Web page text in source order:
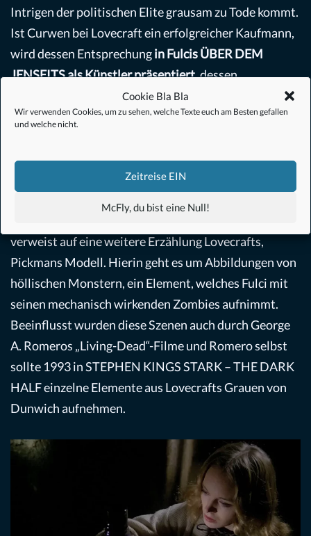
Cookie Bla Bla
Wir verwenden Cookies, um zu sehen, welche Texte euch am Besten gefallen
und welche nicht.
Zeitreise EIN
McFly, du bist eine Null!
Intrigen der politischen Elite grausam zu Tode kommt.
Ist Curwen bei Lovecraft ein erfolgreicher Kaufmann,
wird dessen Entsprechungin Fulcis ÜBER DEM
JENSEITS als Künstler präsentiert, dessen
schreckliches Ende wie ein Kunstwerk zelebriert wird:
„an die Wand geschlagen“ wird er wie Hans Schifferle
Vorlage, die Curwen als verleumdeten und verfolgten
Außenseiter darstellt und dadurch als nicht
verweist auf eine weitere Erzählung Lovecrafts,
Pickmans Modell. Hierin geht es um Abbildungen von
höllischen Monstern, ein Element, welches Fulci mit
seinen mechanisch wirkenden Zombies aufnimmt.
Beeinflusst wurden diese Szenen auch durch George
A. Romeros „Living-Dead“-Filme und Romero selbst
sollte 1993 in STEPHEN KINGS STARK – THE DARK
HALF einzelne Elemente aus Lovecrafts Grauen von
Dunwich aufnehmen.